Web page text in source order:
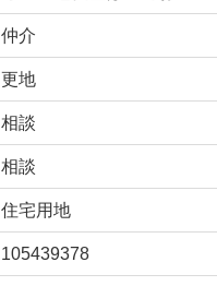
仲介
更地
相談
相談
住宅用地
105439378